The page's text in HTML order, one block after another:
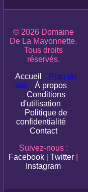
© 2026 Domaine
De La Mayonnette.
Tous droits
réservés.
Accueil
Plan du
site
À propos
Conditions
d'utilisation
Politique de
confidentialité
Contact
Suivez-nous :
Facebook
Twitter
Instagram